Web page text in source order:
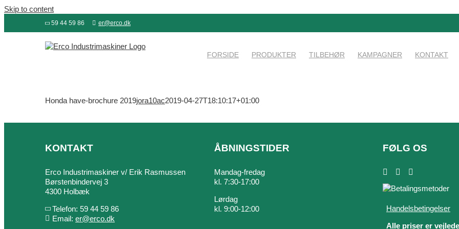
Skip to content
59 44 59 86 er@erco.dk
FORSIDE PRODUKTER TILBEHØR KAMPAGNER KONTAKT
Honda have-brochure 2019jora10ac2019-04-27T18:10:17+01:00
KONTAKT
Erco Industrimaskiner v/ Erik Rasmussen
Børstenbindervej 3
4300 Holbæk
Telefon: 59 44 59 86
Email: er@erco.dk
ÅBNINGSTIDER
Mandag-fredag
kl. 7:30-17:00
Lørdag
kl. 9:00-12:00
FØLG OS
Handelsbetingelser
Alle priser er